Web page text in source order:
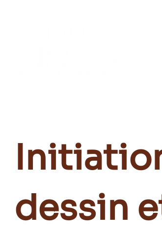
dessin